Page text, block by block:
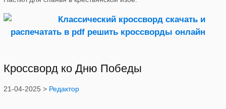
Кроссворд ко Дню Победы
21-04-2025 > Редактор